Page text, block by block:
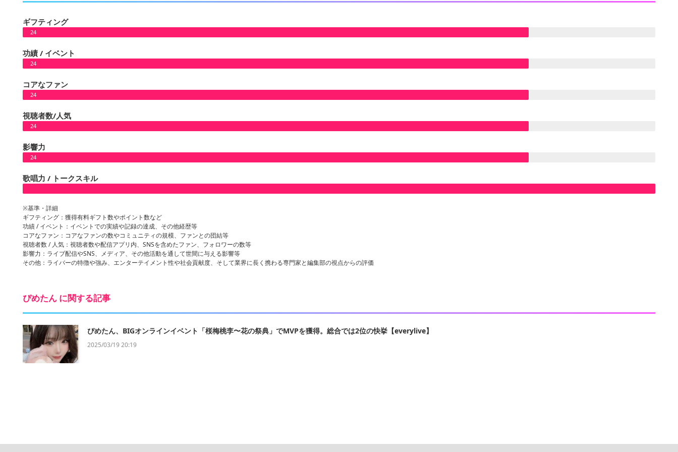
ギフティング
24
功績 / イベント
24
コアなファン
24
視聴者数/人気
24
影響力
24
歌唱力 / トークスキル
※基準・詳細
ギフティング：獲得有料ギフト数やポイント数など
功績 / イベント：イベントでの実績や記録の達成、その他経歴等
コアなファン：コアなファンの数やコミュニティの規模、ファンとの団結等
視聴者数 / 人気：視聴者数や配信アプリ内、SNSを含めたファン、フォロワーの数等
影響力：ライブ配信やSNS、メディア、その他活動を通して世間に与える影響等
その他：ライバーの特徴や強み、エンターテイメント性や社会貢献度、そして業界に長く携わる専門家と編集部の視点からの評価
ぴめたん に関する記事
ぴめたん、BIGオンラインイベント「桜梅桃李〜花の祭典」でMVPを獲得。総合では2位の快挙【everylive】
2025/03/19 20:19